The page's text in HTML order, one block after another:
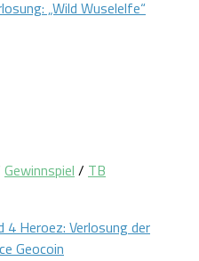
„Wild Wuselelfe“
Gewinnspiel / TB
4 Heroez: Verlosung der
Geocoin